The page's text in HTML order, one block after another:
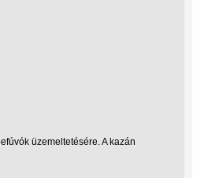
üzemeltetésére. A kazán